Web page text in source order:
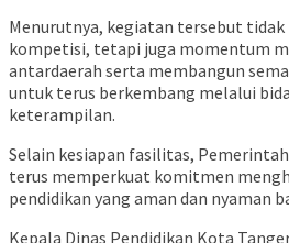
Menurutnya, kegiatan tersebut tidak
kompetisi, tetapi juga momentum
antardaerah serta membangun
untuk terus berkembang melalui
keterampilan.
Selain kesiapan fasilitas,
terus memperkuat komitmen
pendidikan yang aman dan nyaman
Kepala Dinas Pendidikan Kota